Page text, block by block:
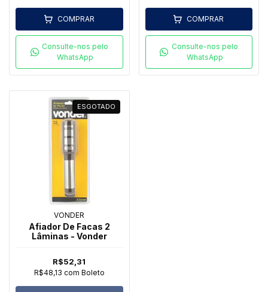
COMPRAR
Consulte-nos pelo
WhatsApp
COMPRAR
Consulte-nos pelo
WhatsApp
ESGOTADO
VONDER
Afiador De Facas 2
Lâminas - Vonder
R$52,31
R$48,13 com Boleto